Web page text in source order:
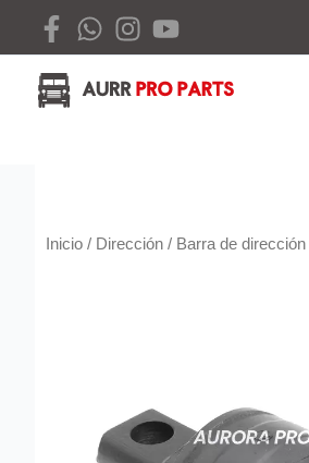
contenido
Inicio / Dirección / Barra de dirección